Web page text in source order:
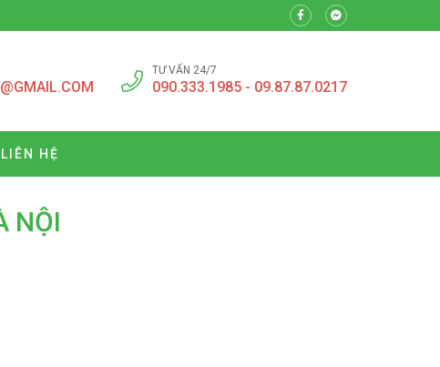
TƯ VẤN 24/7
090.333.1985 - 09.87.87.0217
LIÊN HỆ
NỘI